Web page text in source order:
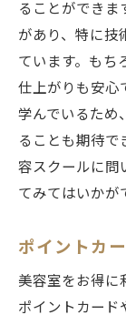
ることができま
があり、特に技
ています。もち
仕上がりも安心
学んでいるため
ることも期待で
容スクールに問
てみてはいかが
ポイントカ
美容室をお得に
ポイントカード